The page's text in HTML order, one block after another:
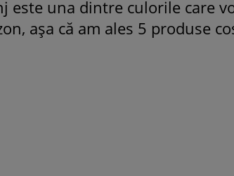
este una dintre culorile care
așa că am ales 5 produse